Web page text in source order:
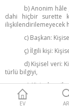
Zeytinyağı Kürleri
Oda Spreyleri
Hidrosoller
İletişim Bilgileri
EV
b) Anonim
dahi hiçbir surette
ilişkilendirilemeyecek
c) Başkan:
ç) İlgili kişi:
d) Kişisel veri:
türlü bilgiyi,
e) Kişisel
otomatik olan ya
kaydıyla